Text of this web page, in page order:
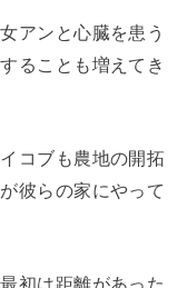
アンと心臓を患う
ることも増えてき
コブも農地の開拓
彼らの家にやって